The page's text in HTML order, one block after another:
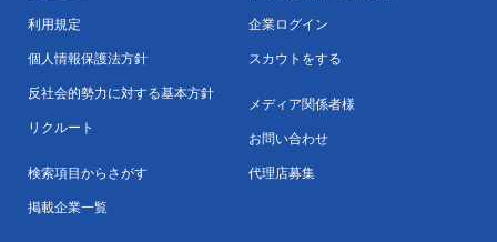
利用規定
個人情報保護法方針
反社会的勢力に対する基本方針
リクルート
検索項目からさがす
掲載企業一覧
企業ログイン
スカウトをする
メディア関係者様
お問い合わせ
代理店募集